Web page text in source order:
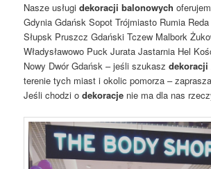
Nasze usługidekoracji balonowych
Gdynia Gdańsk Sopot Trójmiasto Rumia
Słupsk Pruszcz Gdański Tczew Malbork
Władysławowo Puck Jurata Jastarnia Hel
Nowy Dwór Gdańsk – jeśli szukasz
terenie tych miast i okolic pomorza –
Jeśli chodzi odekoracje nie ma dla nas